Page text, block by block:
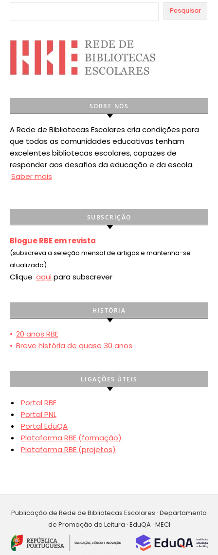
Pesquisar
SOBRE NÓS
A Rede de Bibliotecas Escolares cria condições para
que todas as comunidades educativas tenham
excelentes bibliotecas escolares, capazes de
responder aos desafios da educação e da escola.
Saber mais
SUBSCRIÇÃO
Blogue RBE em revista
(subscreva a seleção mensal de artigos e mantenha-se
atualizado)
Clique aqui para subscrever
HISTÓRIA
• 20 anos RBE
• Breve história de quase 30 anos
LIGAÇÕES ÚTEIS
Portal RBE
Portal PNL
Portal EduQA
Plataforma RBE (formação)
Plataforma RBE (projetos)
Publicação de Rede de Bibliotecas Escolares · Departamento
de Promoção da Leitura · EduQA · MECI